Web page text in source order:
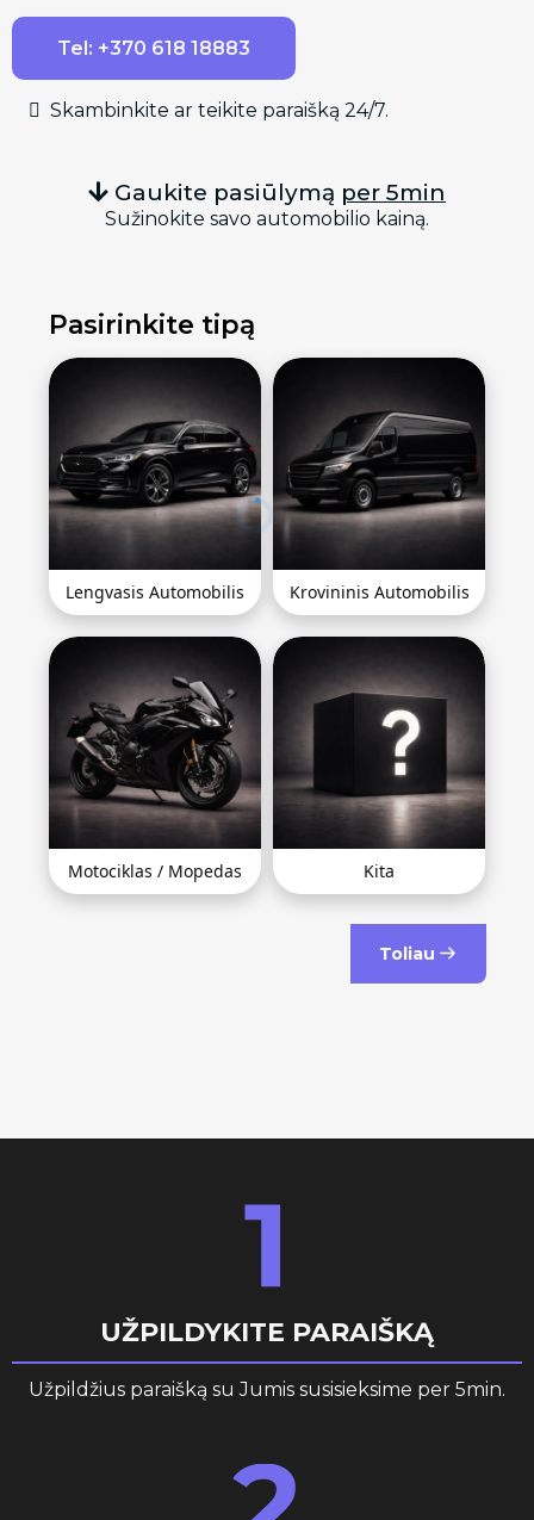
Tel: +370 618 18883
Skambinkite ar teikite paraišką 24/7.
Gaukite pasiūlymą per 5min
Sužinokite savo automobilio kainą.
Pasirinkite tipą
Lengvasis Automobilis Krovininis Automobilis
Motociklas / Mopedas Kita
Toliau
UŽPILDYKITE PARAIŠKĄ
Užpildžius paraišką su Jumis susisieksime per 5min.